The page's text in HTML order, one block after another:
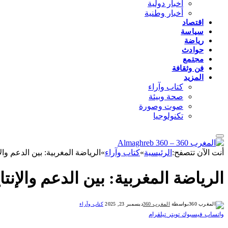
أخبار دولية
أخبار وطنية
اقتصاد
سياسة
رياضة
حوادث
مجتمع
فن وثقافة
المزيد
كتاب وآراء
صحة وبيئة
صوت وصورة
تكنولوجيا
أنت الآن تتصفح: الرئيسية»كتاب وآراء» الرياضة المغربية: بين الدعم
الرياضة المغربية: بين الدعم
بواسطة المغرب 360 ديسمبر 23, 2025 كتاب وآراء
واتساب فيسبوك تويتر تيلقرام